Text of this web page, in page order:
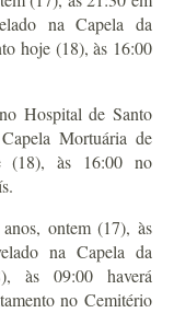
na Capela da
hoje (18), às 16:00
Hospital de Santo
Mortuária de
(18), às 16:00 no
ontem (17), às
na Capela da
às 09:00 haverá
no Cemitério